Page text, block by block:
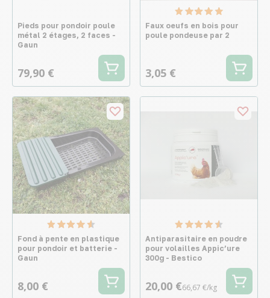
Pieds pour pondoir poule
métal 2 étages, 2 faces -
Gaun
79,90 €
Faux oeufs en bois pour
poule pondeuse par 2
3,05 €
Fond à pente en plastique
pour pondoir et batterie -
Gaun
8,00 €
Antiparasitaire en poudre
pour volailles Appic’ure
300g - Bestico
20,00 €66,67 €/kg